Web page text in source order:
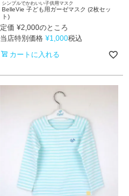
シンプルでかわいい子供用マスク
BelleVie 子ども用ガーゼマスク (2枚セッ
ト)
定価 ¥2,000のところ
当店特別価格 ¥1,000税込
カートに入れる